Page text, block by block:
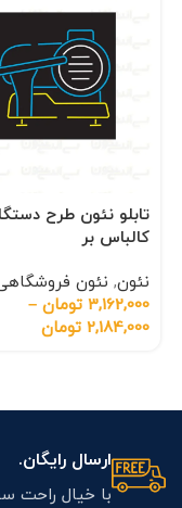
تابلو نئون طرح
کالباس بر
نئون, نئون
3,162,000 تومان –
2,184,000 تومان
ارسال رایگان.
با خیال راحت